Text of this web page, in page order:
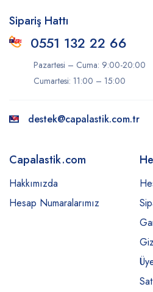
Sipariş Hattı
0551 132 22 66
Pazartesi – Cuma: 9:00-20:00
Cumartesi: 11:00 – 15:00
destek@capalastik.com.tr
Capalastik.com
Hakkımızda
Hesap Numaralarımız